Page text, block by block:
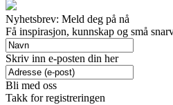
Nyhetsbrev: Meld deg på nå
Få inspirasjon, kunnskap og små
Skriv inn e-posten din her
Bli med oss
Takk for registreringen